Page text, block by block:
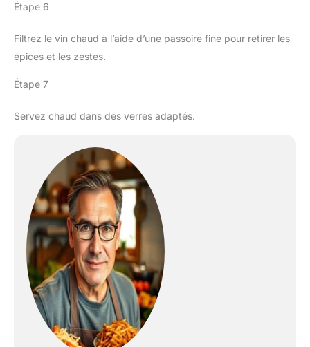
Étape 6
Filtrez le vin chaud à l’aide d’une passoire fine pour retirer les
épices et les zestes.
Étape 7
Servez chaud dans des verres adaptés.